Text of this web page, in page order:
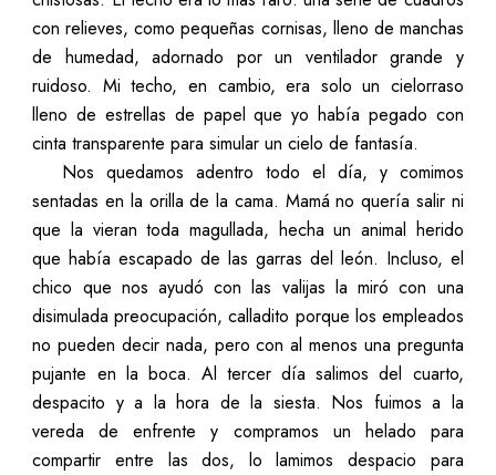
con relieves, como pequeñas cornisas, lleno de manchas
de humedad, adornado por un ventilador grande y
ruidoso. Mi techo, en cambio, era solo un cielorraso
lleno de estrellas de papel que yo había pegado con
cinta transparente para simular un cielo de fantasía.
Nos quedamos adentro todo el día, y comimos
sentadas en la orilla de la cama. Mamá no quería salir ni
que la vieran toda magullada, hecha un animal herido
que había escapado de las garras del león. Incluso, el
chico que nos ayudó con las valijas la miró con una
disimulada preocupación, calladito porque los empleados
no pueden decir nada, pero con al menos una pregunta
pujante en la boca. Al tercer día salimos del cuarto,
despacito y a la hora de la siesta. Nos fuimos a la
vereda de enfrente y compramos un helado para
compartir entre las dos, lo lamimos despacio para